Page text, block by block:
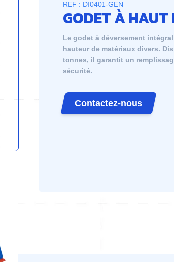
REF : DI0401-GEN
GODET À HAUT
Le godet à déversement
hauteur de matériaux divers.
tonnes, il garantit un
sécurité.
Contactez-nous